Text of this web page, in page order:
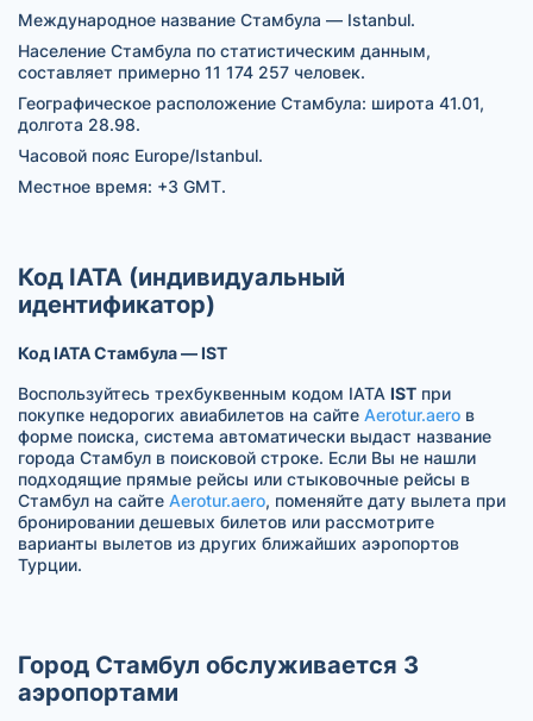
Международное название Стамбула — Istanbul.
Население Стамбула по статистическим данным,
составляет примерно 11 174 257 человек.
Географическое расположение Стамбула: широта 41.01,
долгота 28.98.
Часовой пояс Europe/Istanbul.
Местное время: +3 GMT.
Код IATA (индивидуальный
идентификатор)
Код IATA Стамбула — IST
Воспользуйтесь трехбуквенным кодом IATA IST при
покупке недорогих авиабилетов на сайте Aerotur.aero в
форме поиска, система автоматически выдаст название
города Стамбул в поисковой строке. Если Вы не нашли
подходящие прямые рейсы или стыковочные рейсы в
Стамбул на сайте Aerotur.aero, поменяйте дату вылета при
бронировании дешевых билетов или рассмотрите
варианты вылетов из других ближайших аэропортов
Турции.
Город Стамбул обслуживается 3
аэропортами